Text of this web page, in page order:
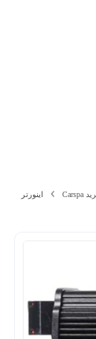
اینورتر